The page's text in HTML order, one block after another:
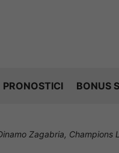
PRONOSTICI BONUS
Zagabria, Champions